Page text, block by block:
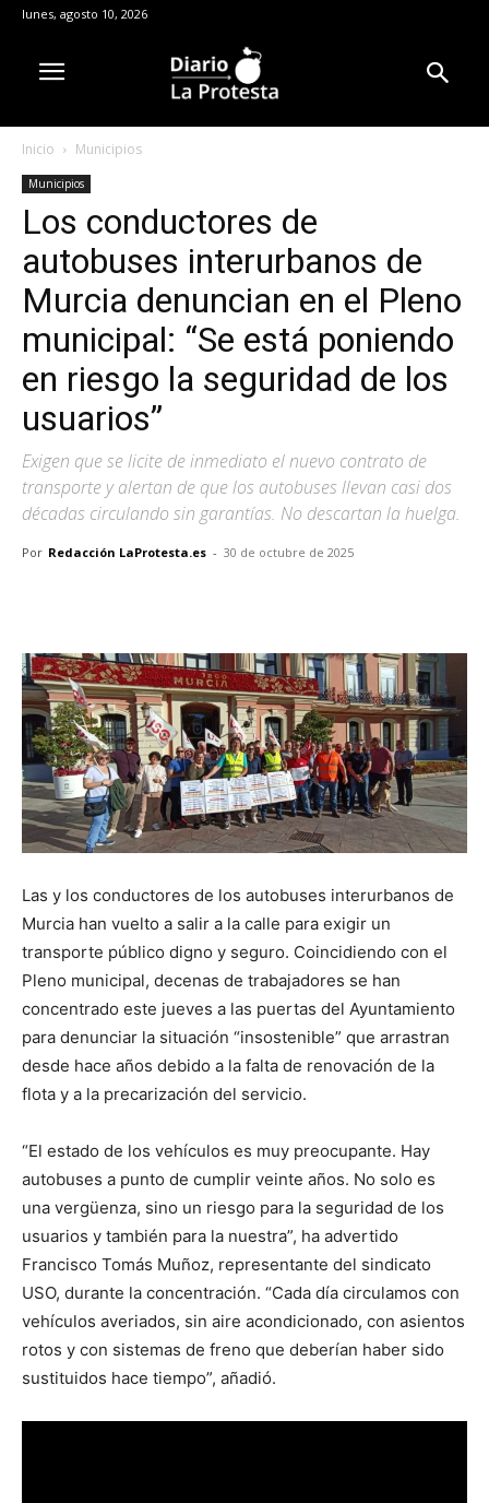
lunes, agosto 10, 2026
Inicio Municipios
Municipios
Los conductores de
autobuses interurbanos de
Murcia denuncian en el Pleno
municipal: “Se está poniendo
en riesgo la seguridad de los
usuarios”
Exigen que se licite de inmediato el nuevo contrato de
transporte y alertan de que los autobuses llevan casi dos
décadas circulando sin garantías. No descartan la huelga.
Por Redacción LaProtesta.es - 30 de octubre de 2025
Las y los conductores de los autobuses interurbanos de
Murcia han vuelto a salir a la calle para exigir un
transporte público digno y seguro. Coincidiendo con el
Pleno municipal, decenas de trabajadores se han
concentrado este jueves a las puertas del Ayuntamiento
para denunciar la situación “insostenible” que arrastran
desde hace años debido a la falta de renovación de la
flota y a la precarización del servicio.
“El estado de los vehículos es muy preocupante. Hay
autobuses a punto de cumplir veinte años. No solo es
una vergüenza, sino un riesgo para la seguridad de los
usuarios y también para la nuestra”, ha advertido
Francisco Tomás Muñoz, representante del sindicato
USO, durante la concentración. “Cada día circulamos con
vehículos averiados, sin aire acondicionado, con asientos
rotos y con sistemas de freno que deberían haber sido
sustituidos hace tiempo”, añadió.